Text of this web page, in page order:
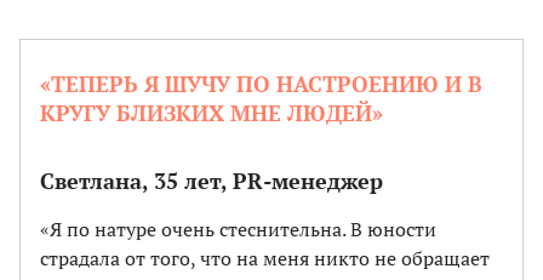
«ТЕПЕРЬ Я ШУЧУ ПО НАСТРОЕНИЮ И В
КРУГУ БЛИЗКИХ МНЕ ЛЮДЕЙ»
Светлана, 35 лет, PR-менеджер
«Я по натуре очень стеснительна. В юности
страдала от того, что на меня никто не обращает